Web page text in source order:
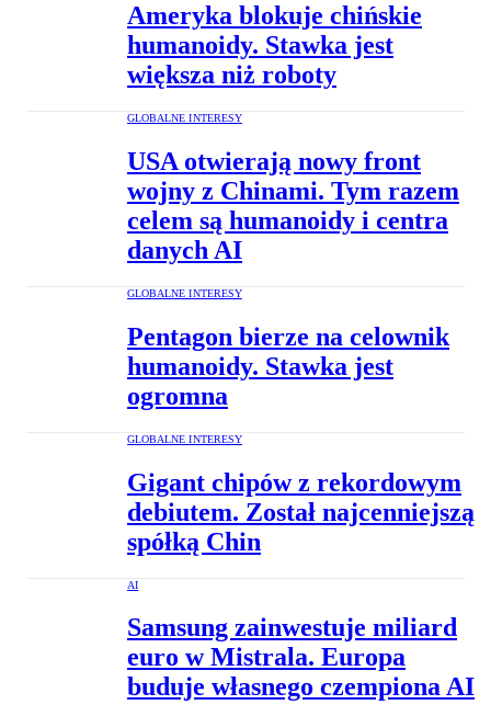
Ameryka blokuje chińskie
humanoidy. Stawka jest
większa niż roboty
GLOBALNE INTERESY
USA otwierają nowy front
wojny z Chinami. Tym razem
celem są humanoidy i centra
danych AI
GLOBALNE INTERESY
Pentagon bierze na celownik
humanoidy. Stawka jest
ogromna
GLOBALNE INTERESY
Gigant chipów z rekordowym
debiutem. Został najcenniejszą
spółką Chin
AI
Samsung zainwestuje miliard
euro w Mistrala. Europa
buduje własnego czempiona AI